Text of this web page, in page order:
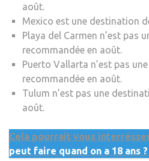
août.
Mexico est une destination
Playa del Carmen n’est pas
recommandée en août.
Puerto Vallarta n’est pas
recommandée en août.
Tulum n’est pas une
août.
Cela pourrait vous
peut faire quand on a 18 ans ?